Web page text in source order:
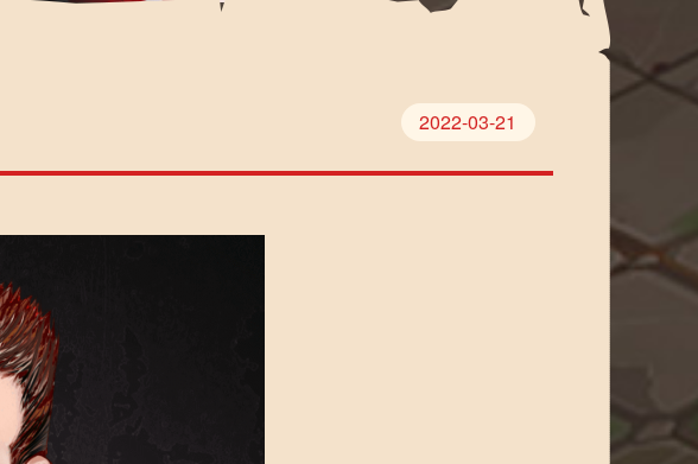
2022-03-21